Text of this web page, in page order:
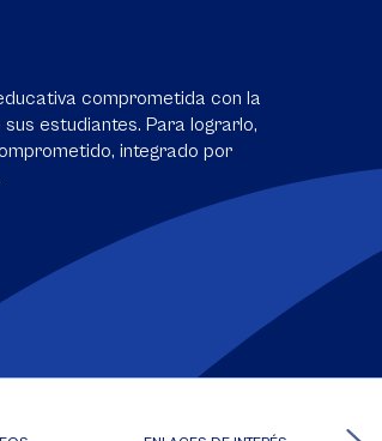
comprometida con la
estudiantes. Para lograrlo,
integrado por